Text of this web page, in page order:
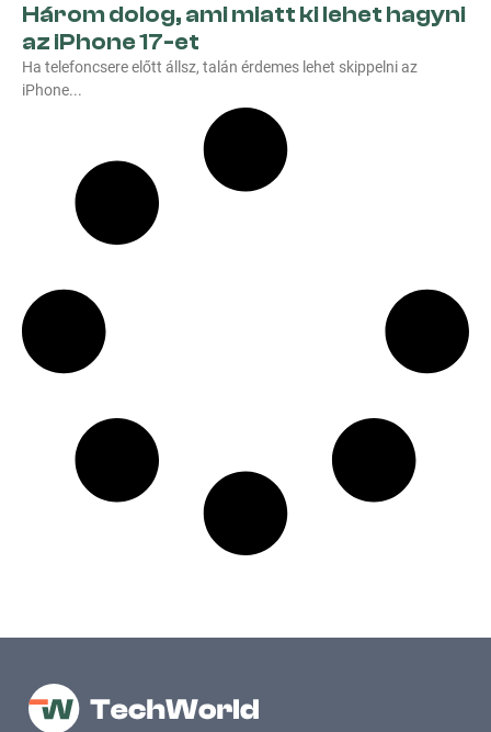
Három dolog, ami miatt ki lehet hagyni
az iPhone 17-et
Ha telefoncsere előtt állsz, talán érdemes lehet skippelni az
iPhone